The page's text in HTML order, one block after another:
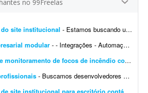
no 99Freelas
site institucional - Estamos buscando um web designer/desenvolvedor para criar o novo site institucional da BonaFruta Sorvetes. Nossa principal referência de experiência, qualidade visual, navegaç&a...
modular - - Integrações - Automações - Configuração de servidor - Criação de ferramentas Exemplo de trabalho: Configuração de VPS, scrap...
Plataforma web de monitoramento de focos de incêndio com mapa interativo
- Buscamos desenvolvedores e web designers para parceria recorrente na criação de websites profissionais. Os projetos serão principalmente para pequenas e médias empresas...